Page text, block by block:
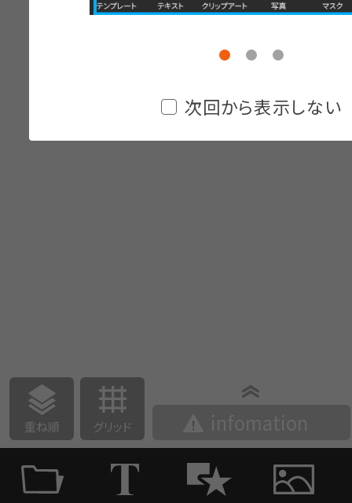
重ね順 グリッド
次回から表示しない